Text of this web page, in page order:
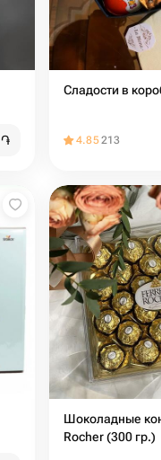
֏
Сладости в
4.85213
Шоколадные
Rocher (300 гр.)